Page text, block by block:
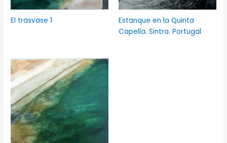
El trasvase 1
Estanque en la Quinta
Capella. Sintra. Portugal